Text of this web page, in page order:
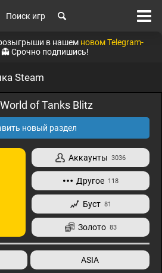
Поиск игр
в нашем новом Telegram-
👻 Срочно подпишись!
Steam
of Tanks Blitz
новый раздел
Аккаунты 3036
Другое 118
Буст 81
Золото 83
ASIA